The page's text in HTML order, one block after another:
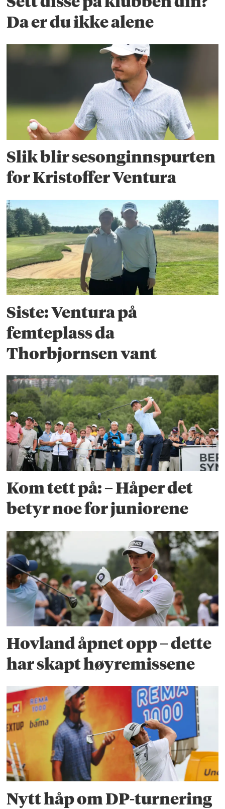
Da er du ikke alene
Slik blir sesonginnspurten
for Kristoffer Ventura
Siste: Ventura på
femteplass da
Thorbjornsen vant
Kom tett på: – Håper det
betyr noe for juniorene
Hovland åpnet opp – dette
har skapt høyremissene
Nytt håp om DP-turnering